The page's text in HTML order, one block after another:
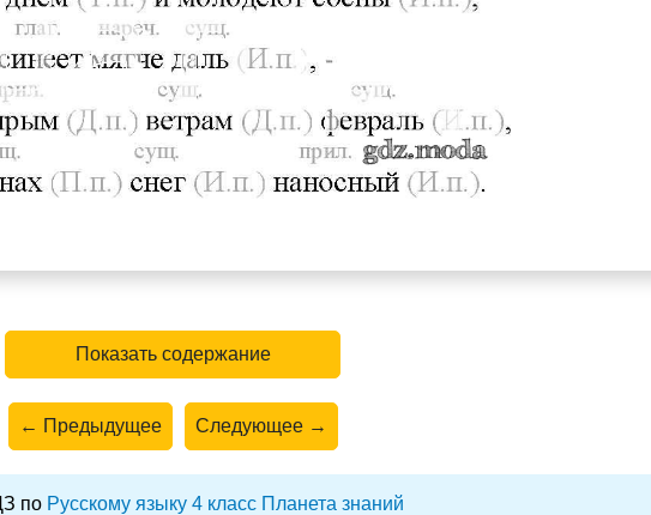
Показать содержание
← Предыдущее Следующее →
по Русскому языку 4 класс Планета знаний